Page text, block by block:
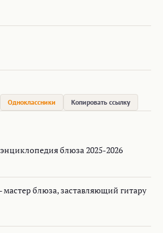
Одноклассники Копировать ссылку
блюза 2025-2026
блюза, заставляющий гитару